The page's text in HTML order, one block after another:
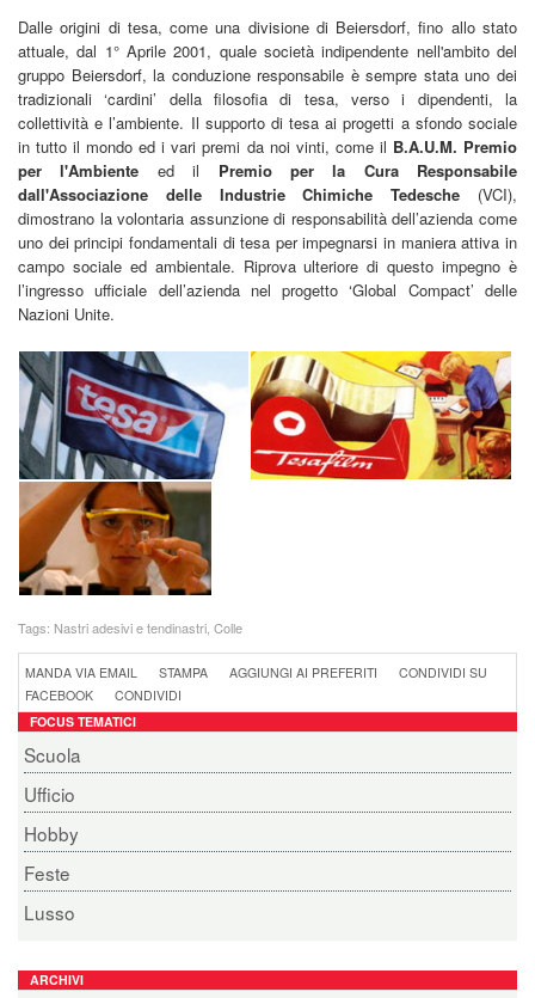
Dalle origini di tesa, come una divisione di Beiersdorf, fino allo stato
attuale, dal 1° Aprile 2001, quale società indipendente nell'ambito del
gruppo Beiersdorf, la conduzione responsabile è sempre stata uno dei
tradizionali ‘cardini’ della filosofia di tesa, verso i dipendenti, la
collettività e l’ambiente. Il supporto di tesa ai progetti a sfondo sociale
in tutto il mondo ed i vari premi da noi vinti, come il B.A.U.M. Premio
per l'Ambiente ed il Premio per la Cura Responsabile
dall'Associazione delle Industrie Chimiche Tedesche (VCI),
dimostrano la volontaria assunzione di responsabilità dell’azienda come
uno dei principi fondamentali di tesa per impegnarsi in maniera attiva in
campo sociale ed ambientale. Riprova ulteriore di questo impegno è
l’ingresso ufficiale dell’azienda nel progetto ‘Global Compact’ delle
Nazioni Unite.
Tags: Nastri adesivi e tendinastri Colle
MANDA VIA EMAIL STAMPA AGGIUNGI AI PREFERITI
CONDIVIDI SU
FACEBOOK
CONDIVIDI
FOCUS TEMATICI
Scuola
Ufficio
Hobby
Feste
Lusso
ARCHIVI